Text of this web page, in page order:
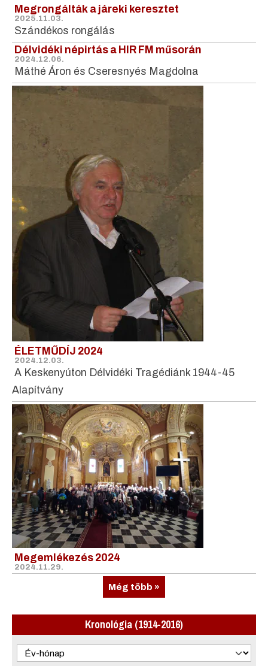
Megrongálták a járeki keresztet
2025.11.03.
Szándékos rongálás
Délvidéki népirtás a HIR FM műsorán
2024.12.06.
Máthé Áron és Cseresnyés Magdolna
ÉLETMŰDÍJ 2024
2024.12.03.
A Keskenyúton Délvidéki Tragédiánk 1944-45
Alapítvány
Megemlékezés 2024
2024.11.29.
Még több »
Kronológia (1914-2016)